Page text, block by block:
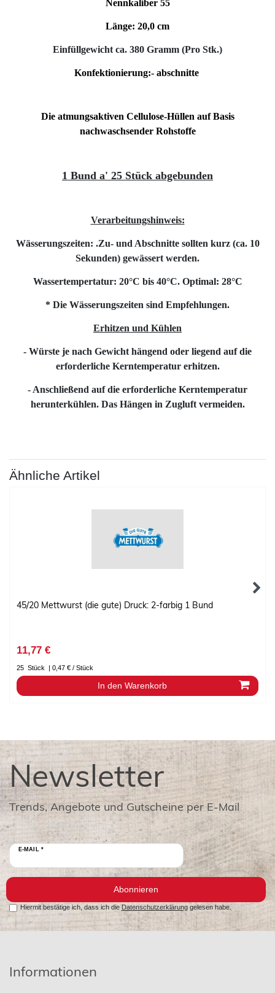
Nennkaliber 55
Länge: 20,0 cm
Einfüllgewicht ca. 380 Gramm (Pro Stk.)
Konfektionierung:- abschnitte
Die atmungsaktiven Cellulose-Hüllen auf Basis
nachwaschsender Rohstoffe
1 Bund a' 25 Stück abgebunden
Verarbeitungshinweis:
Wässerungszeiten: .Zu- und Abschnitte sollten kurz (ca. 10
Sekunden) gewässert werden.
Wassertempertatur: 20°C bis 40°C. Optimal: 28°C
* Die Wässerungszeiten sind Empfehlungen.
Erhitzen und Kühlen
- Würste je nach Gewicht hängend oder liegend auf die
erforderliche Kerntemperatur erhitzen.
- Anschließend auf die erforderliche Kerntemperatur
herunterkühlen. Das Hängen in Zugluft vermeiden.
Ähnliche Artikel
45/20 Mettwurst (die gute) Druck: 2-farbig 1 Bund
11,77 €
25 Stück | 0,47 € / Stück
In den Warenkorb
Newsletter
Trends, Angebote und Gutscheine per E-Mail
E-MAIL *
Abonnieren
Hiermit bestätige ich, dass ich die Datenschutzerklärunggelesen habe.
Informationen